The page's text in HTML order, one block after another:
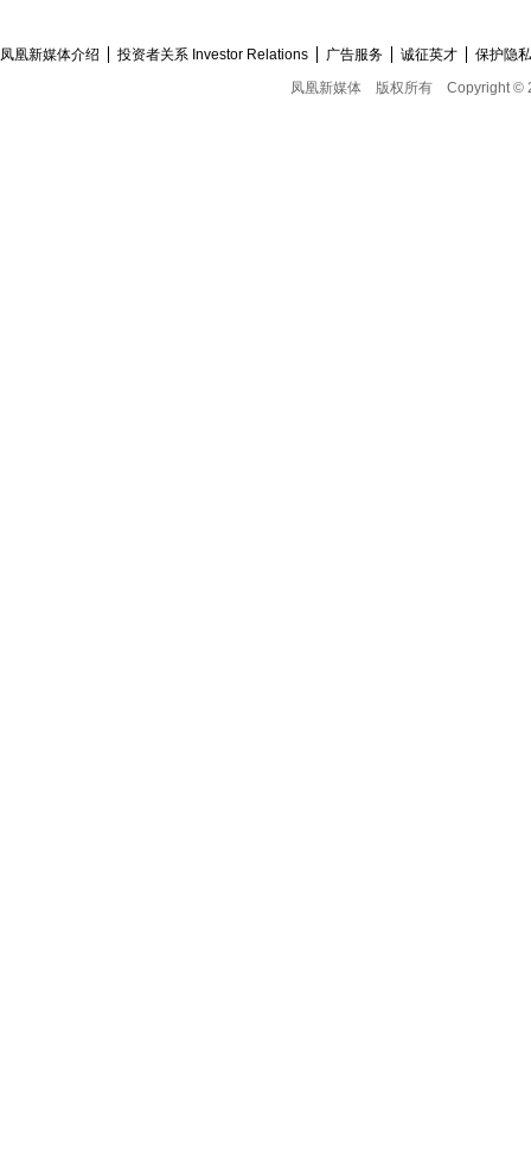
凤凰新媒体介绍 投资者关系 Investor Relations 广告服务 诚征英才
保护隐
凤凰新媒体
版权所有 Copyright ©